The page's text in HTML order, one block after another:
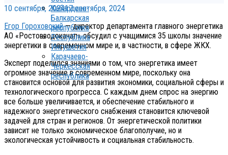
Кабардино-
Балкарская
республика
Республика
Ингушетия
Карачаево-
Черкесская
республика
10 сентября, 202417 сентября, 2024
Егор Гороховский— директор департамента главного энергетика
АО «Ростовводоканал» обсудил с учащимися 35 школы значение
энергетики в современном мире и, в частности, в сфере ЖКХ.
Эксперт поделился знаниями о том, что энергетика имеет
огромное значение в современном мире, поскольку она
становится основой для развития экономики, социальной сферы и
технологического прогресса. С каждым днем спрос на энергию
все больше увеличивается, и обеспечение стабильного и
надежного энергетического снабжения становится ключевой
задачей для стран и регионов. От энергетической политики
зависит не только экономическое благополучие, но и
экологическая устойчивость и социальная стабильность.